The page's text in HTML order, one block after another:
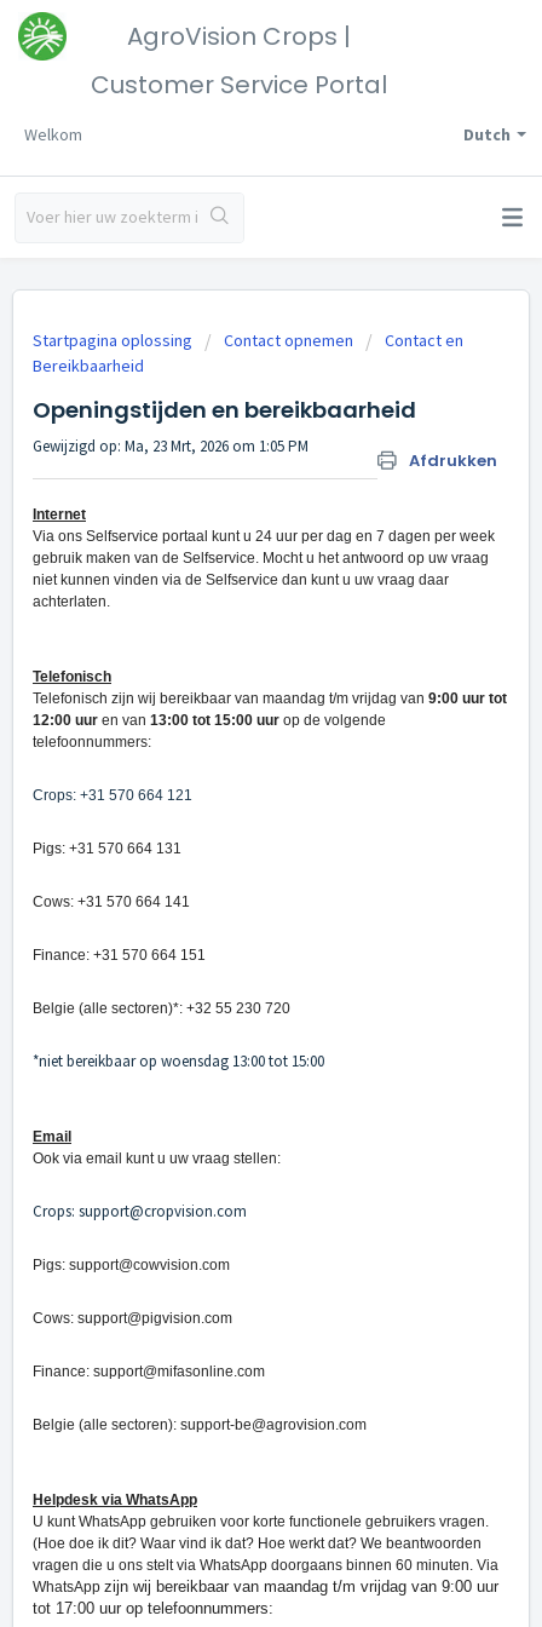
AgroVision Crops |
Customer Service Portal
Dutch
Welkom
Startpagina oplossing Contact opnemen
Contact en
Bereikbaarheid
Openingstijden en bereikbaarheid
Afdrukken
Gewijzigd op: Ma, 23 Mrt, 2026 om 1:05 PM
Internet
Via ons Selfservice portaal kunt u 24 uur per dag en 7 dagen per week
gebruik maken van de Selfservice. Mocht u het antwoord op uw vraag
niet kunnen vinden via de Selfservice dan kunt u uw vraag daar
achterlaten.
Telefonisch
Telefonisch zijn wij bereikbaar van maandag t/m vrijdag van 9:00 uur tot
12:00 uur en van 13:00 tot 15:00 uur op de volgende
telefoonnummers:
Crops: +31 570 664 121
Pigs: +31 570 664 131
Cows: +31 570 664 141
Finance: +31 570 664 151
Belgie (alle sectoren)*: +32 55 230 720
*niet bereikbaar op woensdag 13:00 tot 15:00
Email
Ook via email kunt u uw vraag stellen:
Crops: support@cropvision.com
Pigs: support@cowvision.com
Cows: support@pigvision.com
Finance: support@mifasonline.com
Belgie (alle sectoren): support-be@agrovision.com
Helpdesk via WhatsApp
U kunt WhatsApp gebruiken voor korte functionele gebruikers vragen.
(Hoe doe ik dit? Waar vind ik dat? Hoe werkt dat? We beantwoorden
vragen die u ons stelt via WhatsApp doorgaans binnen 60 minuten. Via
WhatsApp zijn wij bereikbaar van maandag t/m vrijdag van 9:00 uur
tot 17:00 uur op telefoonnummers: